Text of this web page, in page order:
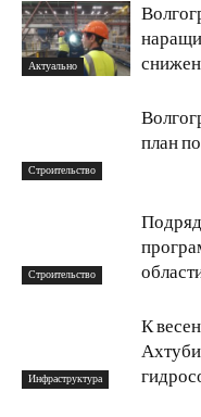
Актуально
Строительство
план
Строительство
Инфраструктура
К